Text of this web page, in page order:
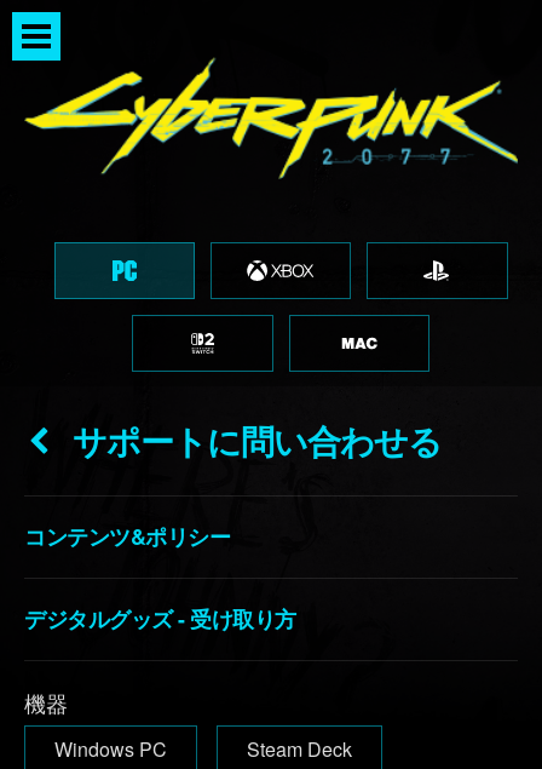
サポートに問い合わせる
コンテンツ&ポリシー
デジタルグッズ - 受け取り方
機器
Windows PC Steam Deck